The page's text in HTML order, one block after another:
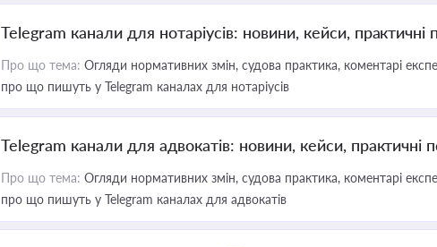
Telegram канали для нотаріусів: новини, кейси, практичні
Про що тема: Огляди нормативних змін, судова практика, коментарі
про що пишуть у Telegram каналах для нотаріусів
Telegram канали для адвокатів: новини, кейси, практичні
Про що тема: Огляди нормативних змін, судова практика, коментарі
про що пишуть у Telegram каналах для адвокатів